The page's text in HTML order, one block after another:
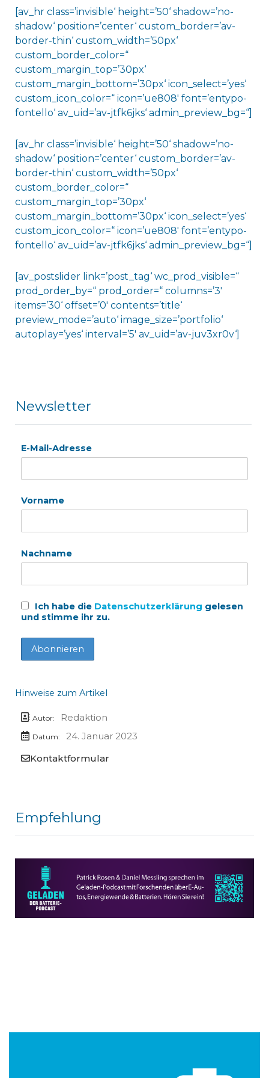
[av_hr class=’invisible‘ height=’50‘ shadow=’no-
shadow‘ position=’center‘ custom_border=’av-
border-thin‘ custom_width=’50px‘
custom_border_color=“
custom_margin_top=’30px‘
custom_margin_bottom=’30px‘ icon_select=’yes‘
custom_icon_color=“ icon=’ue808′ font=’entypo-
fontello‘ av_uid=’av-jtfk6jks‘ admin_preview_bg=“]
[av_hr class=’invisible‘ height=’50‘ shadow=’no-
shadow‘ position=’center‘ custom_border=’av-
border-thin‘ custom_width=’50px‘
custom_border_color=“
custom_margin_top=’30px‘
custom_margin_bottom=’30px‘ icon_select=’yes‘
custom_icon_color=“ icon=’ue808′ font=’entypo-
fontello‘ av_uid=’av-jtfk6jks‘ admin_preview_bg=“]
[av_postslider link=’post_tag‘ wc_prod_visible=“
prod_order_by=“ prod_order=“ columns=’3′
items=’30‘ offset=’0′ contents=’title‘
preview_mode=’auto‘ image_size=’portfolio‘
autoplay=’yes‘ interval=’5′ av_uid=’av-juv3xr0v‘]
Newsletter
E-Mail-Adresse
Vorname
Nachname
Ich habe die Datenschutzerklärung gelesen
und stimme ihr zu.
Hinweise zum Artikel
Autor: Redaktion
Datum:
24. Januar 2023
Kontaktformular
Empfehlung